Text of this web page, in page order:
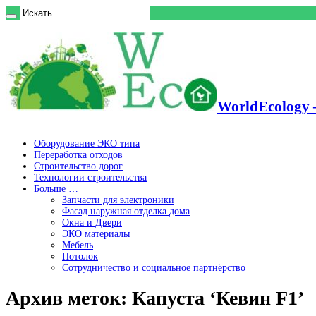
WorldEcology
Оборудование ЭКО типа
Переработка отходов
Строительство дорог
Технологии строительства
Больше …
Запчасти для электроники
Фасад наружная отделка дома
Окна и Двери
ЭКО материалы
Мебель
Потолок
Сотрудничество и социальное партнёрство
Архив меток: Капуста ‘Кевин F1’